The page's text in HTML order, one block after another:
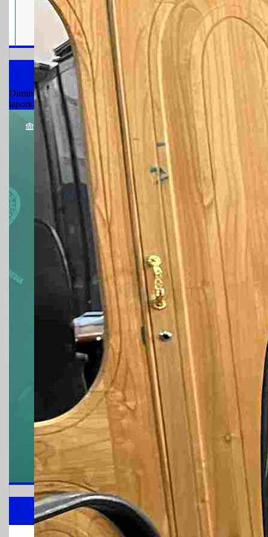
SIWAS
Dimintai uang atau barang secara illegal saat berperkara di
laporkan!!
MAKLUMAT